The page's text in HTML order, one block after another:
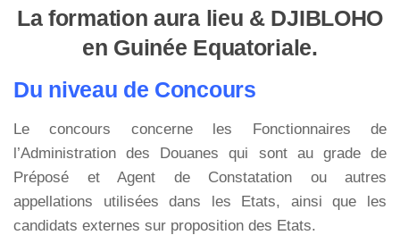
La formation aura lieu & DJIBLOHO
en Guinée Equatoriale.
Du niveau de Concours
Le concours concerne les Fonctionnaires de
l’Administration des Douanes qui sont au grade de
Préposé et Agent de Constatation ou autres
appellations utilisées dans les Etats, ainsi que les
candidats externes sur proposition des Etats.